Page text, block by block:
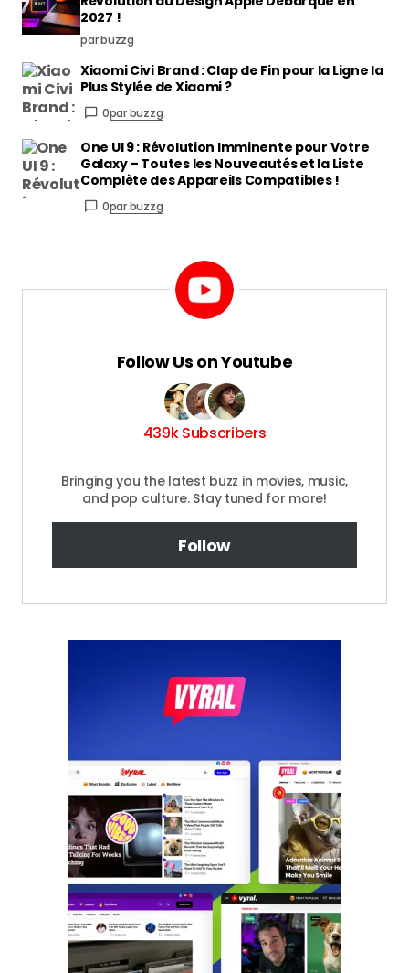
2027 !
par buzzg
Xiaomi Civi Brand : Clap de Fin pour la Ligne la
Plus Stylée de Xiaomi ?
0par buzzg
One UI 9 : Révolution Imminente pour Votre
Galaxy – Toutes les Nouveautés et la Liste
Complète des Appareils Compatibles !
0par buzzg
Follow Us on Youtube
439k Subscribers
Bringing you the latest buzz in movies, music,
and pop culture. Stay tuned for more!
Follow